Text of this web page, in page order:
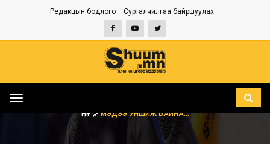
Редакцын бодлого Сурталчилгаа байршуулах
Toggle
НҮҮР МЭДЭЭ УНШИЖ БАЙНА...